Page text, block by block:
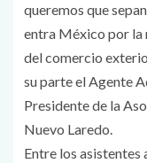
queremos que
entra México por la
del comercio
su parte el Agente
Presidente de la
Nuevo Laredo.
Entre los asistentes